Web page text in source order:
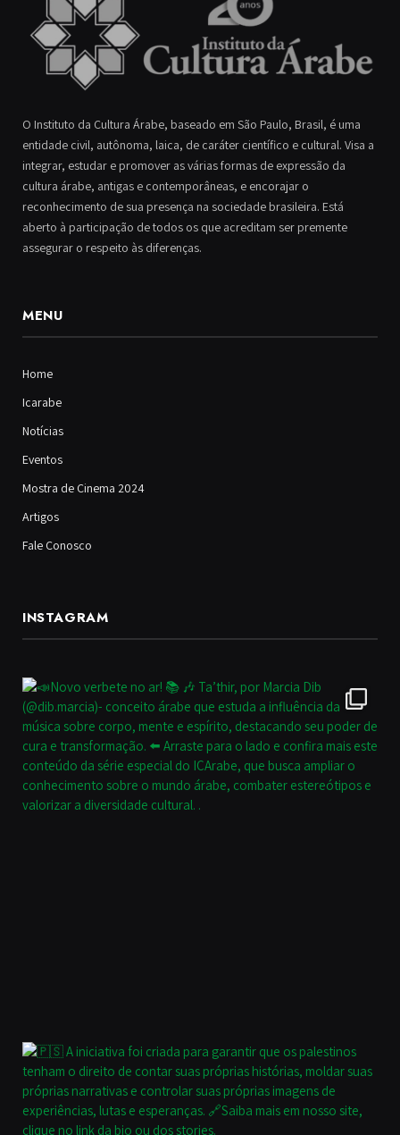
O Instituto da Cultura Árabe, baseado em São Paulo, Brasil, é uma
entidade civil, autônoma, laica, de caráter científico e cultural. Visa a
integrar, estudar e promover as várias formas de expressão da
cultura árabe, antigas e contemporâneas, e encorajar o
reconhecimento de sua presença na sociedade brasileira. Está
aberto à participação de todos os que acreditam ser premente
assegurar o respeito às diferenças.
MENU
Home
Icarabe
Notícias
Eventos
Mostra de Cinema 2024
Artigos
Fale Conosco
INSTAGRAM